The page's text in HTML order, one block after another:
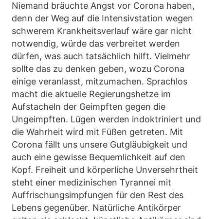
Niemand bräuchte Angst vor Corona haben,
denn der Weg auf die Intensivstation wegen
schwerem Krankheitsverlauf wäre gar nicht
notwendig, würde das verbreitet werden
dürfen, was auch tatsächlich hilft. Vielmehr
sollte das zu denken geben, wozu Corona
einige veranlasst, mitzumachen. Sprachlos
macht die aktuelle Regierungshetze im
Aufstacheln der Geimpften gegen die
Ungeimpften. Lügen werden indoktriniert und
die Wahrheit wird mit Füßen getreten. Mit
Corona fällt uns unsere Gutgläubigkeit und
auch eine gewisse Bequemlichkeit auf den
Kopf. Freiheit und körperliche Unversehrtheit
steht einer medizinischen Tyrannei mit
Auffrischungsimpfungen für den Rest des
Lebens gegenüber. Natürliche Antikörper